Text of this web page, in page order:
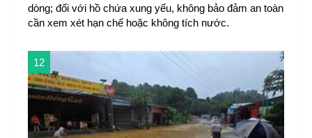
dòng; đối với hồ chứa xung yếu, không bảo đảm an toàn
cần xem xét hạn chế hoặc không tích nước.
12